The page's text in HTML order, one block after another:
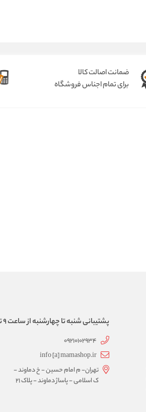
ضمانت اصالت کالا
برای تمام اجناس فروشگاه
پشتیبانی شنبه تا چهارشنبه از ساعت 9 تا 17
09210102934
info [a] mamashop.ir
تهران- م امام حسین - خ دماوند -
ک اسلامی - پاساژ دماوند - پلاک 21